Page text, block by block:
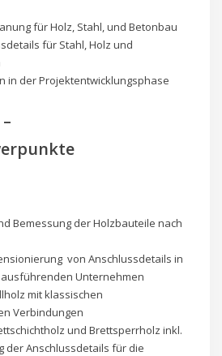
für Holz, Stahl, und Betonbau
für Stahl, Holz und
in der Projektentwicklungsphase
Bemessung der Holzbauteile nach
von Anschlussdetails in
Unternehmen
mit klassischen
Verbindungen
und Brettsperrholz inkl.
der Anschlussdetails für die